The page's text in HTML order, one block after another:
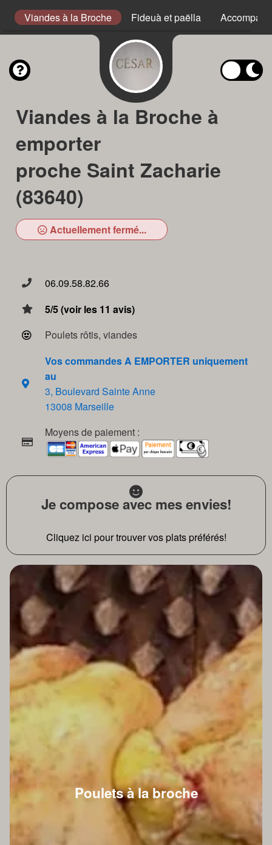
Viandes à la Broche Fideuà et paëlla
Viandes à la Broche à
emporter
proche Saint Zacharie
(83640)
Actuellement fermé...
06.09.58.82.66
5/5 (voir les 11 avis)
Poulets rôtis, viandes
Vos commandes A EMPORTER uniquement
au
3, Boulevard Sainte Anne
13008 Marseille
Moyens de paiement :
Je compose avec mes envies!
Cliquez ici pour trouver vos plats préférés!
Poulets à la broche